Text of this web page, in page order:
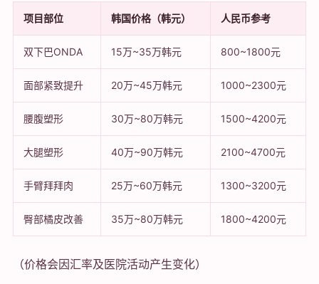
项目部位 韩国价格（韩元） 人民币参考
双下巴ONDA 15万~35万韩元 800~1800元
面部紧致提升 20万~45万韩元 1000~2300元
腰腹塑形 30万~80万韩元 1500~4200元
大腿塑形 40万~90万韩元 2100~4700元
手臂拜拜肉 25万~60万韩元 1300~3200元
臀部橘皮改善 35万~80万韩元 1800~4200元
（价格会因汇率及医院活动产生变化）